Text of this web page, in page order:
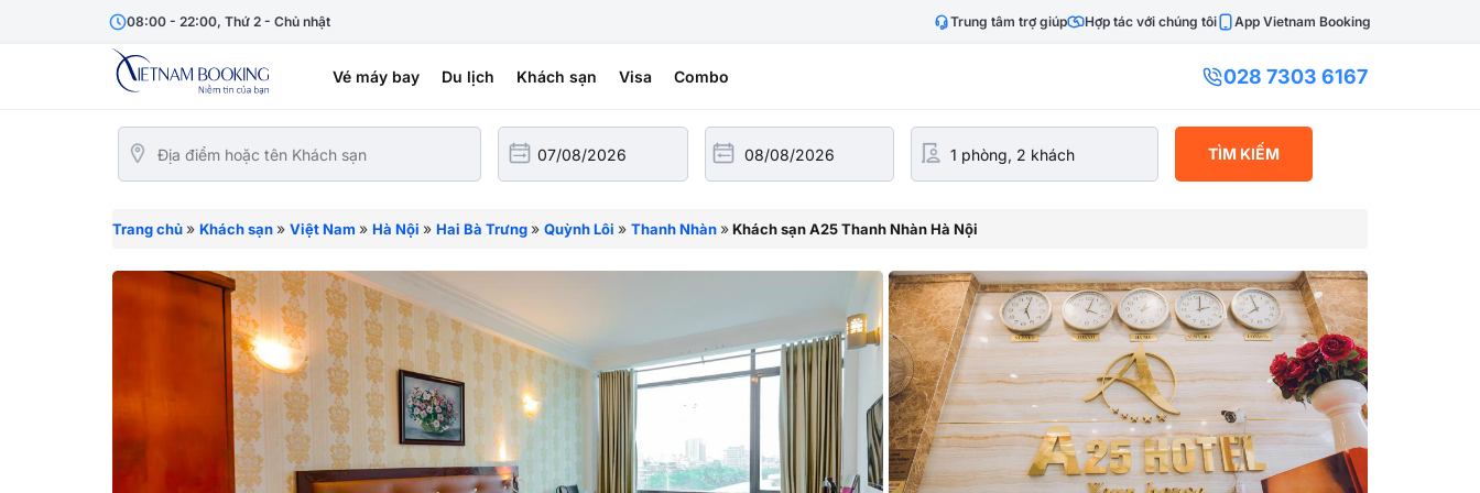
08:00 - 22:00, Thứ 2 - Chủ nhật Trung tâm trợ giúp Hợp tác với chúng tôi App Vietnam Booking
Vé máy bay Du lịch Khách sạn Visa Combo 028 7303 6167
TÌM KIẾM
Trang chủ » Khách sạn » Việt Nam » Hà Nội » Hai Bà Trưng » Quỳnh Lôi » Thanh Nhàn »Khách sạn A25 Thanh Nhàn Hà Nội